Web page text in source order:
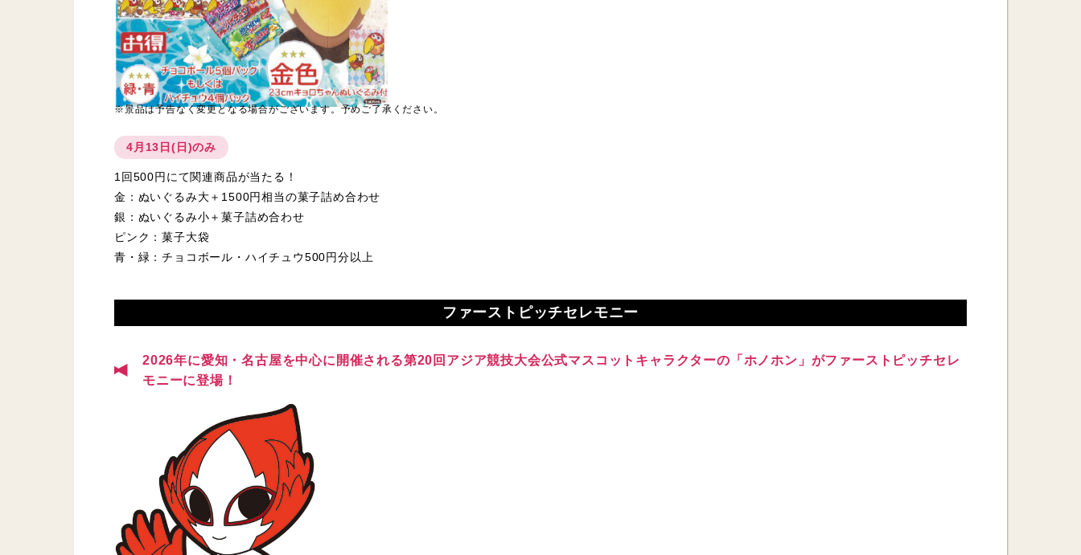
※景品は予告なく変更となる場合がございます。予めご了承ください。
4月13日(日)のみ
1回500円にて関連商品が当たる！
金：ぬいぐるみ大＋1500円相当の菓子詰め合わせ
銀：ぬいぐるみ小＋菓子詰め合わせ
ピンク：菓子大袋
青・緑：チョコボール・ハイチュウ500円分以上 ​
ファーストピッチセレモニー
2026年に愛知・名古屋を中心に開催される第20回アジア競技大会公式マスコットキャラクターの「ホノホン」がファーストピッチセレ
モニーに登場！​